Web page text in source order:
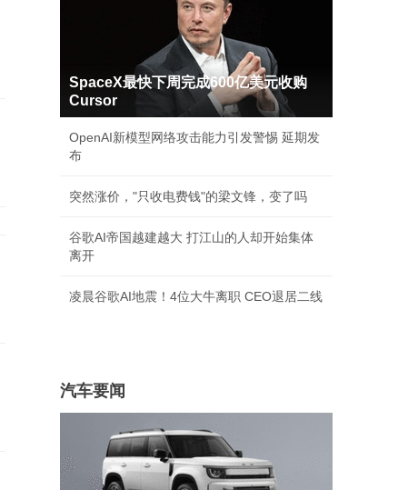
SpaceX最快下周完成600亿美元收购
Cursor
OpenAI新模型网络攻击能力引发警惕 延期发
布
突然涨价，"只收电费钱"的梁文锋，变了吗
谷歌AI帝国越建越大 打江山的人却开始集体
离开
凌晨谷歌AI地震！4位大牛离职 CEO退居二线
汽车要闻